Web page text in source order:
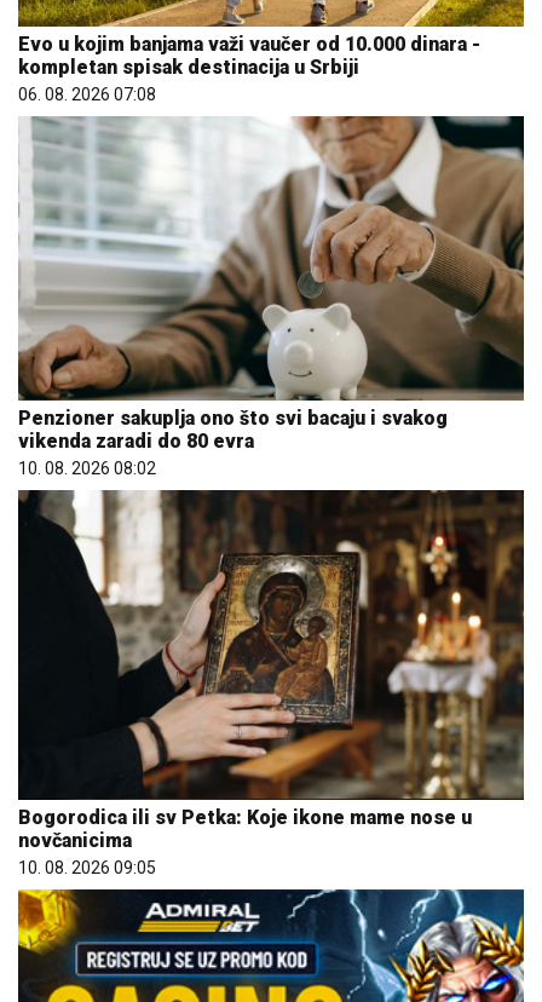
Evo u kojim banjama važi vaučer od 10.000 dinara -
kompletan spisak destinacija u Srbiji
06. 08. 2026 07:08
Penzioner sakuplja ono što svi bacaju i svakog
vikenda zaradi do 80 evra
10. 08. 2026 08:02
Bogorodica ili sv Petka: Koje ikone mame nose u
novčanicima
10. 08. 2026 09:05